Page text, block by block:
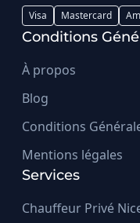
Visa
Mastercard
Conditions
À propos
Blog
Conditions
Mentions légales
Services
Chauffeur Privé